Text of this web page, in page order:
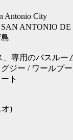
Antonio City
SAN ANTONIO
専用のバスルー
ジー / ワールプ
ト
オ)